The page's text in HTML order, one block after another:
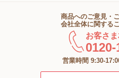
商品へのご意見・
会社全体に関する
お客さ
0120-
営業時間 9:30-